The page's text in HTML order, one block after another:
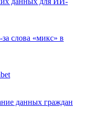
слова «микс» в
данных граждан